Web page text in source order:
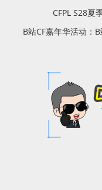
CFPL S28夏
B站CF嘉年华活动：